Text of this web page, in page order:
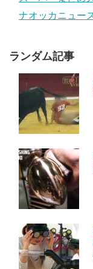
ナオッカニュー
ランダム記事